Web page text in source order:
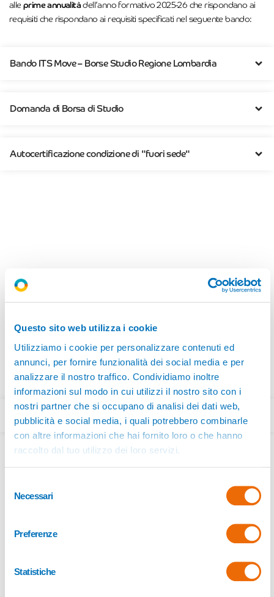
Questo sito web utilizza i cookie
Utilizziamo i cookie per personalizzare contenuti ed
annunci, per fornire funzionalità dei social media e per
analizzare il nostro traffico. Condividiamo inoltre
informazioni sul modo in cui utilizzi il nostro sito con i
nostri partner che si occupano di analisi dei dati web,
pubblicità e social media, i quali potrebbero combinarle
con altre informazioni che hai fornito loro o che hanno
raccolto dal tuo utilizzo dei loro servizi.
delNecessari
Preferenze
Statistiche
alle prime annualitàdell’anno formativo 2025-26 che rispondano ai
requisiti che rispondano ai requisiti specificati nel seguente bando:
Bando ITS Move – Borse Studio Regione Lombardia
Domanda di Borsa di Studio
Autocertificazione condizione di "fuori sede"
Camera di Commercio di
La Camera di Commercio di Bergamo ha stanziato un contributo
pari a 800 euro per studenti che si iscrivono al primo anno di un
corso ITS nel 2025, residenti in provincia di Bergamo:
Leggi il bando e presenta la domanda.
Le borse di studio per reddito sono destinate agli studenti ITS iscritti